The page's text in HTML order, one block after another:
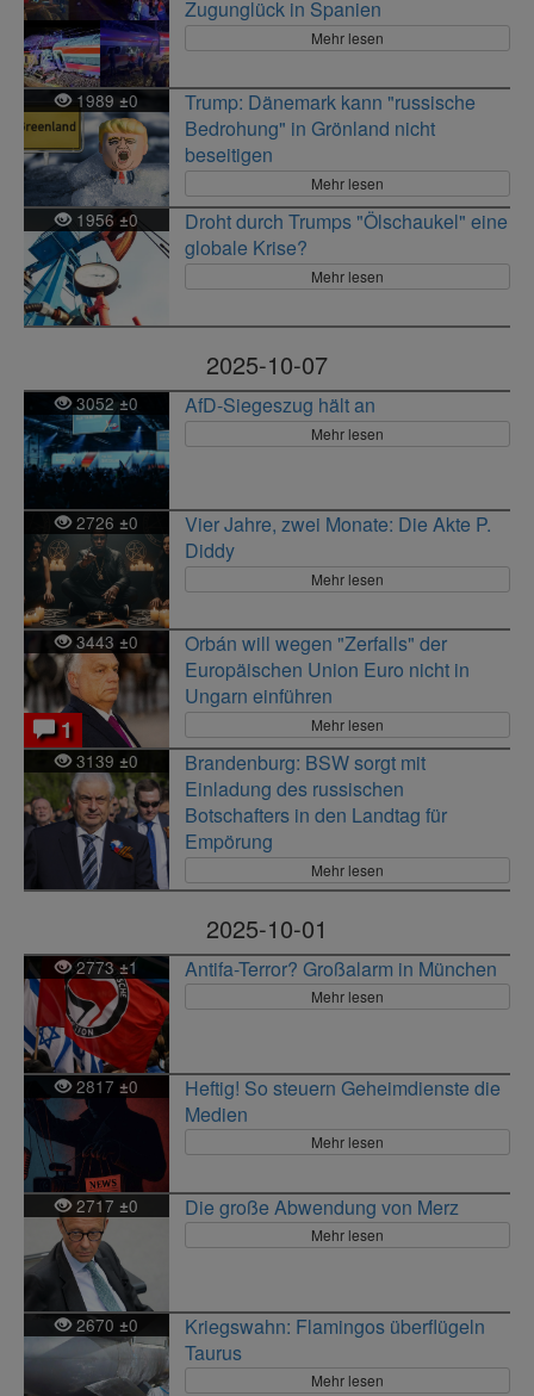
Zugunglück in Spanien
Mehr lesen
1989±0
Trump: Dänemark kann "russische
Bedrohung" in Grönland nicht
beseitigen
Mehr lesen
1956 ±0
Droht durch Trumps "Ölschaukel" eine
globale Krise?
Mehr lesen
2025-10-07
3052 ±0 AfD-Siegeszug hält an
Mehr lesen
2726 ±0
Vier Jahre, zwei Monate: Die Akte P.
Diddy
Mehr lesen
3443 ±0
1
Orbán will wegen "Zerfalls" der
Europäischen Union Euro nicht in
Ungarn einführen
Mehr lesen
3139 ±0
Brandenburg: BSW sorgt mit
Einladung des russischen
Botschafters in den Landtag für
Empörung
Mehr lesen
2025-10-01
2773±1 Antifa-Terror? Großalarm in München
Mehr lesen
2817±0
Heftig! So steuern Geheimdienste die
Medien
Mehr lesen
2717 ±0 Die große Abwendung von Merz
Mehr lesen
2670 ±0
Kriegswahn: Flamingos überflügeln
Taurus
Mehr lesen